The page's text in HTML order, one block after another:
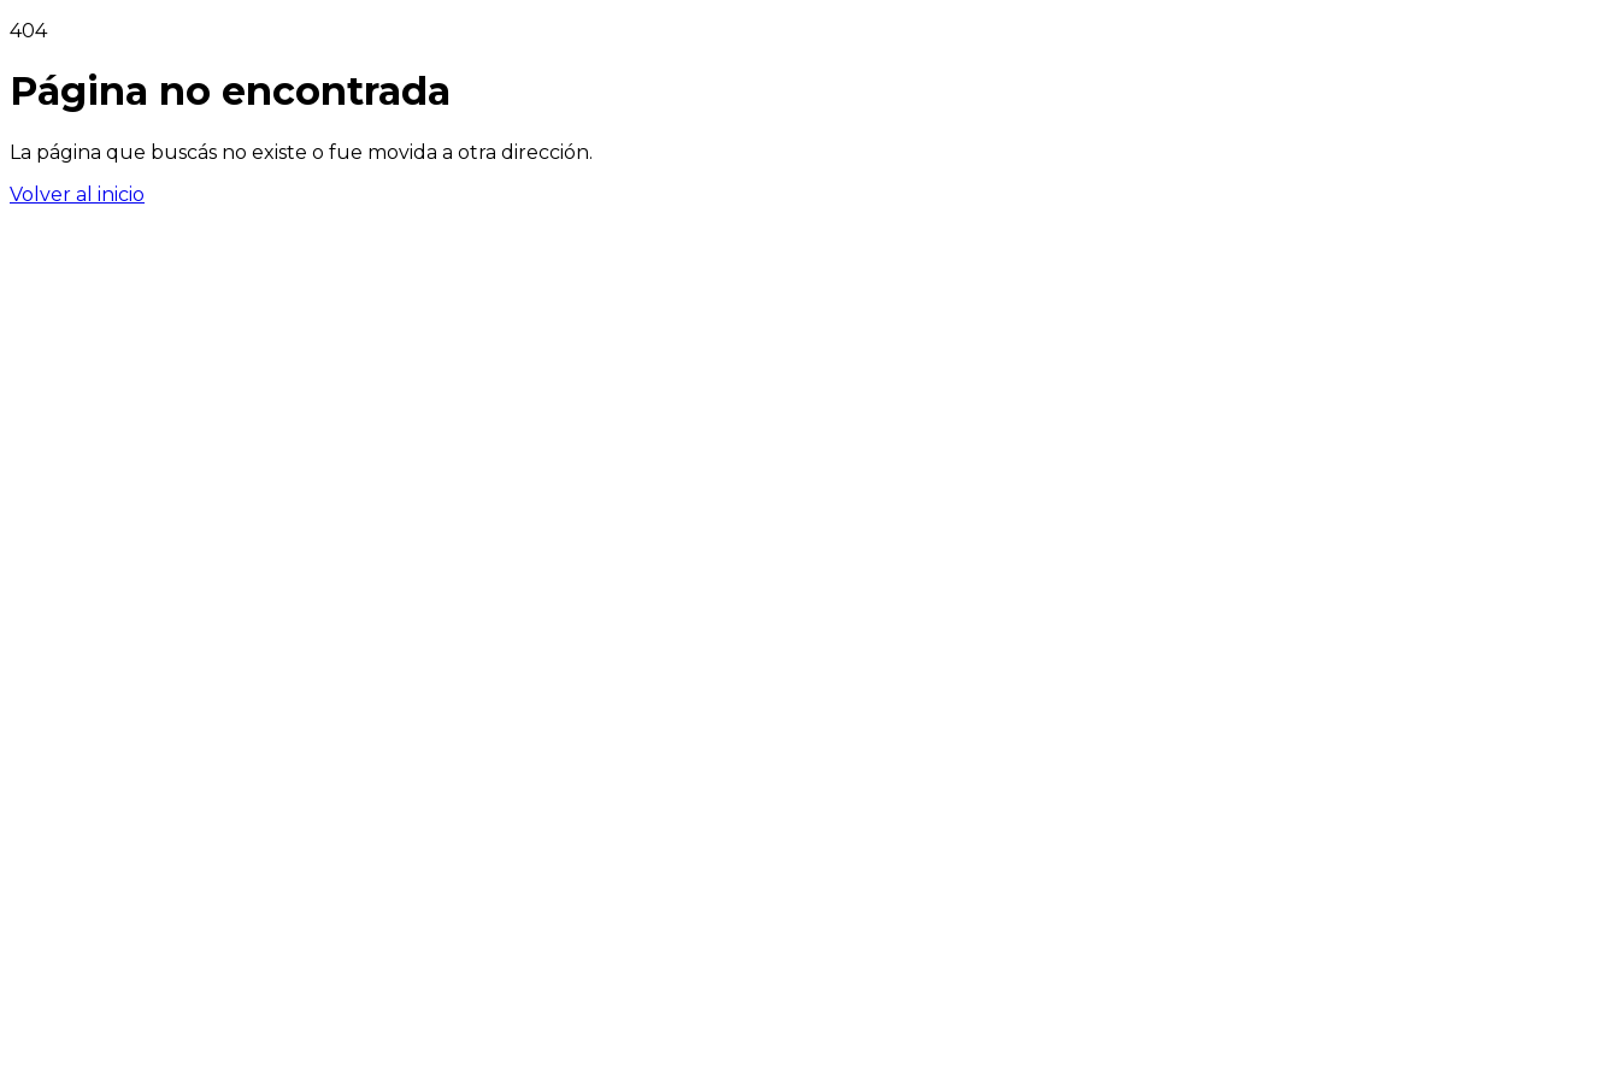
404
Página no encontrada
La página que buscás no existe o fue movida a otra dirección.
Volver al inicio